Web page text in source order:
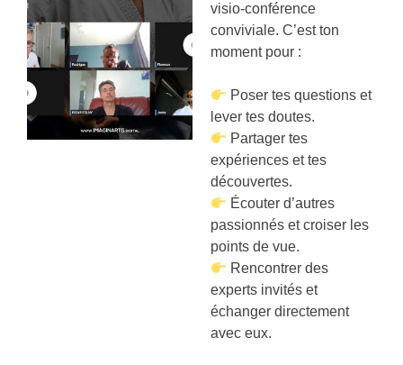
visio-conférence
conviviale. C’est ton
moment pour :
Poser tes questions et
lever tes doutes.
Partager tes
expériences et tes
découvertes.
Écouter d’autres
passionnés et croiser les
points de vue.
Rencontrer des
experts invités et
échanger directement
avec eux.